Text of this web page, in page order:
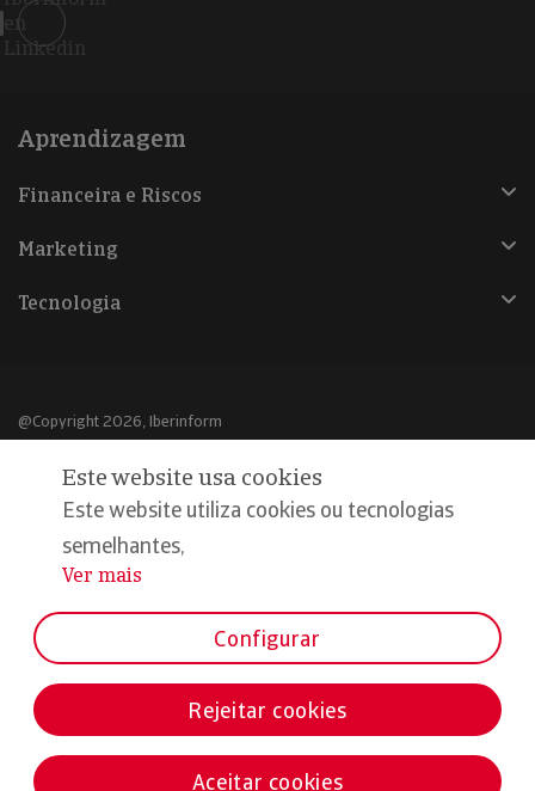
en
Linkedin
Aprendizagem
Financeira e Riscos
Marketing
Tecnologia
@Copyright 2026, Iberinform
Aviso legal
Política de cookies
Declaração de privacidade
Este website usa cookies
Este website utiliza cookies ou tecnologias
semelhantes,
...
Ver mais
Configurar
Rejeitar cookies
Aceitar cookies